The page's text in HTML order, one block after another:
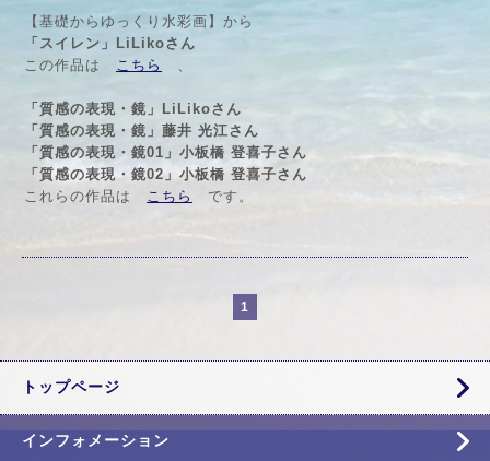
【基礎からゆっくり水彩画】から
「スイレン」LiLikoさん
この作品は
こちら
「質感の表現・鏡」LiLikoさん
「質感の表現・鏡」藤井 光江さん
「質感の表現・鏡01」小板橋 登喜子さん
「質感の表現・鏡02」小板橋 登喜子さん
これらの作品は
こちら です。
1
トップページ
インフォメーション